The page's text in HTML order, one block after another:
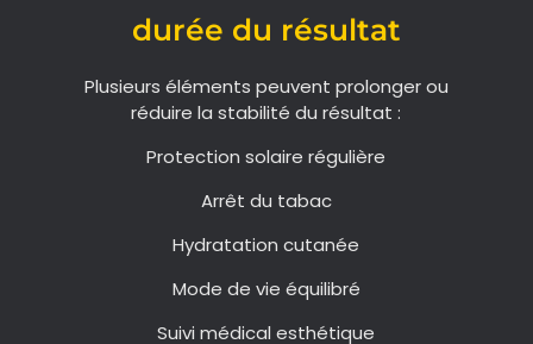
durée du résultat
Plusieurs éléments peuvent prolonger ou
réduire la stabilité du résultat :
Protection solaire régulière
Arrêt du tabac
Hydratation cutanée
Mode de vie équilibré
Suivi médical esthétique